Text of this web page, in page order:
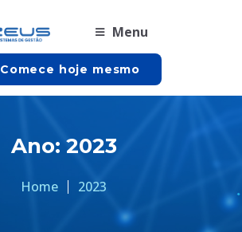
Menu
Comece hoje mesmo
Ano: 2023
Home 2023